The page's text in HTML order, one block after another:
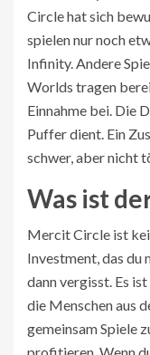
Circle hat sich
spielen nur noch
Infinity. Andere
Worlds tragen
Einnahme bei. Die
Puffer dient. Ein
schwer, aber nicht
Was ist
Mercit Circle ist
Investment, das du
dann vergisst. Es
die Menschen aus
gemeinsam Spiele
profitieren. Wenn